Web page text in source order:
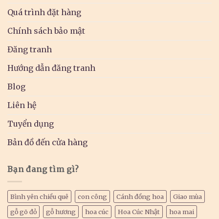
Quá trình đặt hàng
Chính sách bảo mật
Đăng tranh
Hướng dẫn đăng tranh
Blog
Liên hệ
Tuyển dụng
Bản đồ đến cửa hàng
Bạn đang tìm gì?
Bình yên chiều quê con công Cánh đồng hoa
Giao mùa
gỗ gõ đỏ
gỗ hương hoa cúc Hoa Cúc Nhật hoa mai